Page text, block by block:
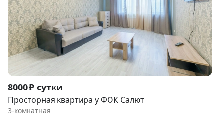
Item
1
of
8000 ₽ сутки
Просторная квартира у ФОК Салют
3-комнатная